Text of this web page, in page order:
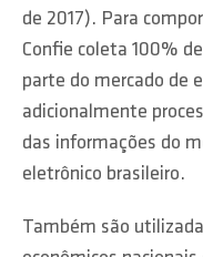
de 2017). Para
Confie coleta 100%
parte do mercado de
adicionalmente
das informações do
eletrônico brasileiro.
Também são